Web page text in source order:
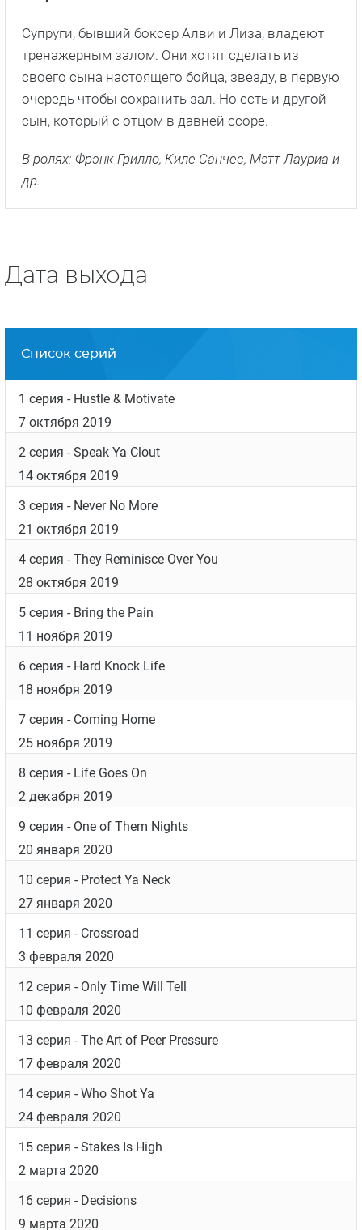
Средняя школа «Диллон Хай» славится
футболистами и фанатами (речь идет об
американском футболе). Однажды в «Диллон
Хай» назначают нового тренера Эрика Тейлора.
подопечными.
очередь чтобы сохранить зал. Но есть и другой
сын, который с отцом в давней ссоре.
В ролях: Фрэнк Грилло, Киле Санчес, Мэтт Лауриа и
Дата выхода
Список серий
1 серия
- Hustle & Motivate
7 октября 2019
2 серия
- Speak Ya Clout
14 октября 2019
3 серия
- Never No More
21 октября 2019
4 серия
- They Reminisce Over You
28 октября 2019
5 серия
- Bring the Pain
11 ноября 2019
6 серия
- Hard Knock Life
18 ноября 2019
7 серия
- Coming Home
25 ноября 2019
8 серия
- Life Goes On
2 декабря 2019
9 серия
- One of Them Nights
20 января 2020
10 серия
- Protect Ya Neck
27 января 2020
11 серия
- Crossroad
3 февраля 2020